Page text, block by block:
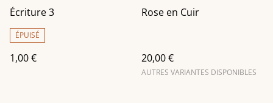
Écriture 3
ÉPUISÉ
1,00 €
Rose en Cuir
20,00 €
AUTRES VARIANTES DISPONIBLES